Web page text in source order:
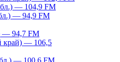
— 104,9 FM
— 94,9 FM
— 94,7 FM
край) — 106,5
— 100,6 FM